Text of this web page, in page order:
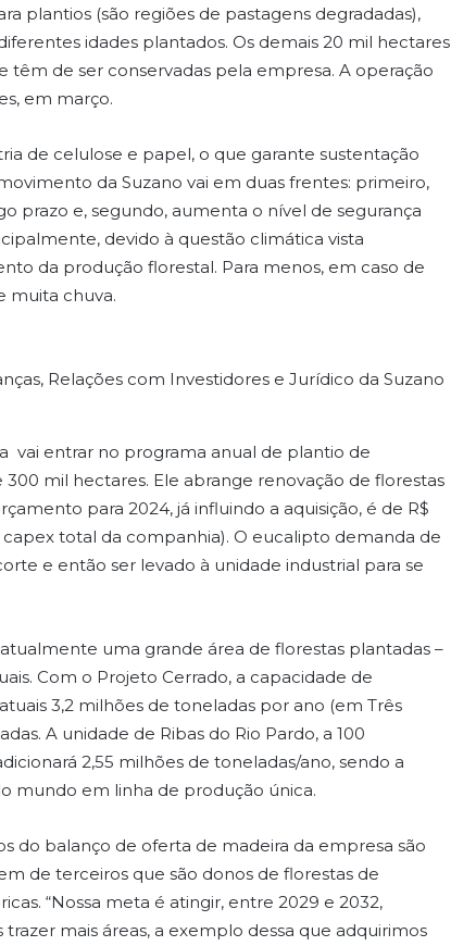
plantios (são regiões de pastagens degradadas),
idades plantados. Os demais 20 mil hectares
têm de ser conservadas pela empresa. A operação
em março.
de celulose e papel, o que garante sustentação
da Suzano vai em duas frentes: primeiro,
prazo e, segundo, aumenta o nível de segurança
devido à questão climática vista
da produção florestal. Para menos, em caso de
muita chuva.
Relações com Investidores e Jurídico da Suzano
vai entrar no programa anual de plantio de
mil hectares. Ele abrange renovação de florestas
para 2024, já influindo a aquisição, é de R$
total da companhia). O eucalipto demanda de
e então ser levado à unidade industrial para se
uma grande área de florestas plantadas –
Com o Projeto Cerrado, a capacidade de
3,2 milhões de toneladas por ano (em Três
A unidade de Ribas do Rio Pardo, a 100
2,55 milhões de toneladas/ano, sendo a
mundo em linha de produção única.
do balanço de oferta de madeira da empresa são
de terceiros que são donos de florestas de
“Nossa meta é atingir, entre 2029 e 2032,
mais áreas, a exemplo dessa que adquirimos